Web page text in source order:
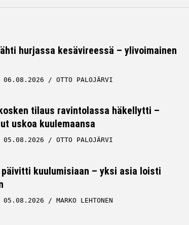
hurjassa kesävireessä – ylivoimainen
06.08.2026 OTTO PALOJÄRVI
tilaus ravintolassa häkellytti –
uskoa kuulemaansa
05.08.2026 OTTO PALOJÄRVI
päivitti kuulumisiaan – yksi asia loisti
05.08.2026 MARKO LEHTONEN